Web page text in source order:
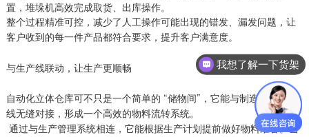
置，堆垛机高效完成取货、出库操作。
整个过程精准可控，减少了人工操作可能出现的错发、漏发问题，让
客户收到的每一件产品都符合要求，提升客户满意度。
与生产线联动，让生产更顺畅
自动化立体仓库可不只是一个简单的 “储物间”，它能与制造业的生产
线无缝对接，形成一个高效的物料流转系统。
通过与生产管理系统相连，它能根据生产计划提前做好物料准备。当
我想了解一下货架